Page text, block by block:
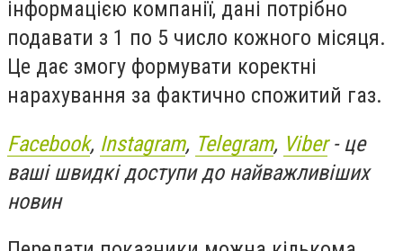
інформацією компанії, дані потрібно
подавати з 1 по 5 число кожного місяця.
Це дає змогу формувати коректні
нарахування за фактично спожитий газ.
Facebook, Instagram, Telegram, Viber- це
ваші швидкі доступи до найважливіших
новин